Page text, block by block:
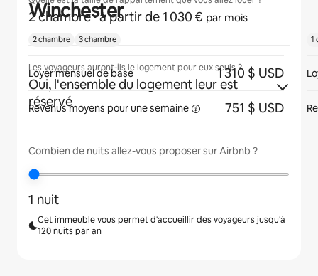
2 chambre · à partir de 1 030 € par mois
Les voyageurs auront-ils le logement pour eux seuls ?
Oui, l'ensemble du logement leur est
réservé
Combien de nuits allez-vous proposer sur Airbnb ?
1 nuit
Cet immeuble vous permet d'accueillir des voyageurs jusqu'à
120 nuits par an
Winchester
2 chambre 3 chambre
Loyer mensuel de base 1 310 $ USD
Revenus moyens pour unesemaine 751 $ USD
1